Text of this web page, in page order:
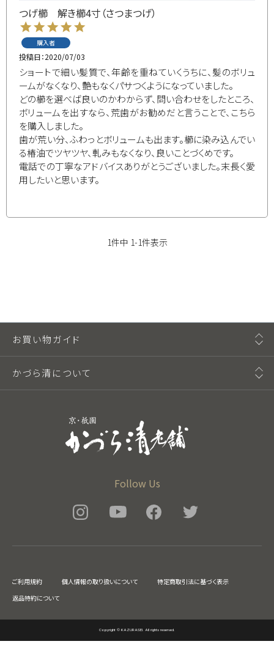
つげ櫛 解き櫛4寸（さつまつげ）
購入者
投稿日 2020/07/03
ショートで細い髪質で、年齢を重ねていくうちに、髪のボリュ
ームがなくなり、艶もなくパサつくようになっていました。
どの櫛を選べば良いのかわからず、問い合わせをしたところ、
ボリュームを出すなら、荒歯がお勧めだと言うことで、こちら
を購入しました。
歯が荒い分、ふわっとボリュームも出ます。櫛に染み込んでい
る椿油でツヤツヤ、軋みもなくなり、良いことづくめです。
電話での丁寧なアドバイスありがとうございました。末長く愛
用したいと思います。
1件中 1-1件表示
Follow Us
お買い物ガイド
かづら清について
ご利用規約 個人情報の取り扱いについて
特定商取引法に基づく表示
返品特約について
Copyright © KAZURASEI. All rights reserved.